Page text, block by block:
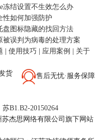
阻止DeepFreeze的安装。
装完成后再重新启用。
能会导致安装失败。运行
。
空间来安装DeepFreeze。如
文件以释放空间。
，支持多种操作系统，包括
冻结设置不生效怎么办
性如何加强防护
盘图标隐藏的找回方法
被误判为病毒的处理方案
使用技巧 应用案例
关于
货 售后无忧·服务保障
B1.B2-20150264
苏杰思网络有限公司旗下网站